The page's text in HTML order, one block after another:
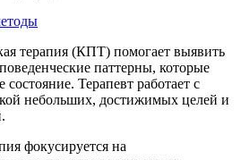
терапия (КПТ) помогает выявить
паттерны, которые
Терапевт работает с
небольших, достижимых целей и
фокусируется на